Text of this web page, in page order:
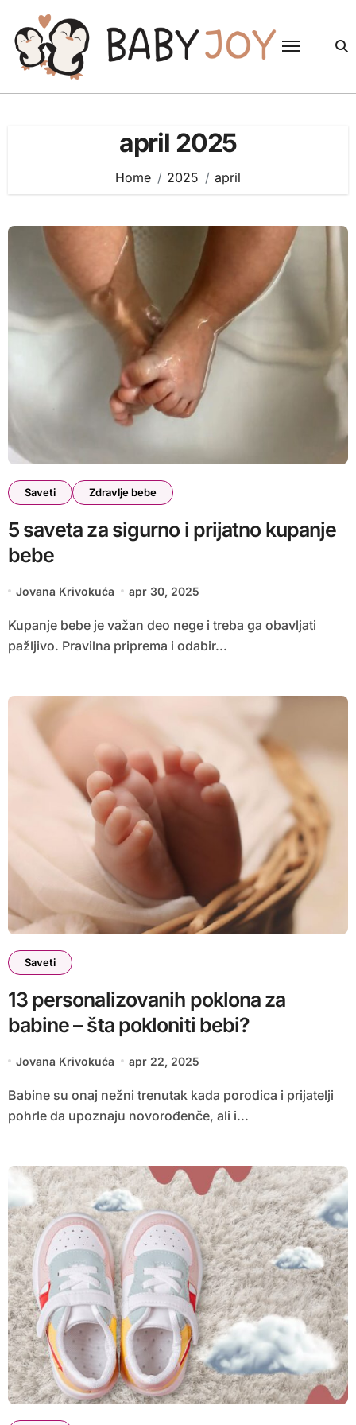
content
april 2025
Home 2025 april
Saveti Zdravlje bebe
5 saveta za sigurno i prijatno kupanje
bebe
Jovana Krivokuća apr 30, 2025
Kupanje bebe je važan deo nege i treba ga obavljati
pažljivo. Pravilna priprema i odabir...
Saveti
13 personalizovanih poklona za
babine – šta pokloniti bebi?
Jovana Krivokuća apr 22, 2025
Babine su onaj nežni trenutak kada porodica i prijatelji
pohrle da upoznaju novorođenče, ali i...